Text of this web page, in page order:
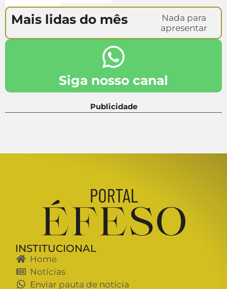
Mais lidas do mês
Nada para
apresentar
Siga nosso canal
Publicidade
INSTITUCIONAL
Home
Notícias
Enviar pauta de notícia